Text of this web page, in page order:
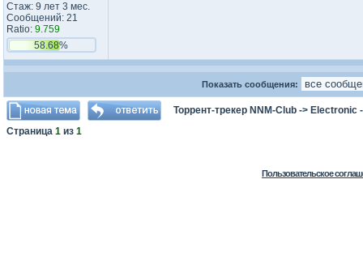
Стаж: 9 лет 3 мес.
Сообщений: 21
Ratio: 9.759
58.68%
Показать сообщения:
Торрент-трекер NNM-Club -> Electronic
Страница 1 из 1
Пользовательское